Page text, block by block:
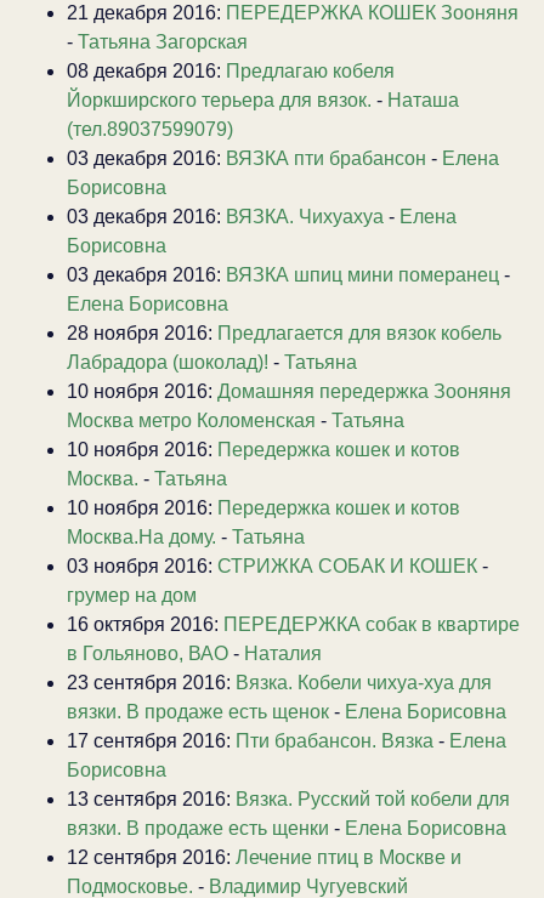
21 декабря 2016: ПЕРЕДЕРЖКА КОШЕК Зооняня
- Татьяна Загорская
08 декабря 2016: Предлагаю кобеля
Йоркширского терьера для вязок. - Наташа
(тел.89037599079)
03 декабря 2016: ВЯЗКА пти брабансон - Елена
Борисовна
03 декабря 2016: ВЯЗКА. Чихуахуа - Елена
Борисовна
03 декабря 2016: ВЯЗКА шпиц мини померанец -
Елена Борисовна
28 ноября 2016: Предлагается для вязок кобель
Лабрадора (шоколад)! - Татьяна
10 ноября 2016: Домашняя передержка Зооняня
Москва метро Коломенская - Татьяна
10 ноября 2016: Передержка кошек и котов
Москва. - Татьяна
10 ноября 2016: Передержка кошек и котов
Москва.На дому. - Татьяна
03 ноября 2016: СТРИЖКА СОБАК И КОШЕК -
грумер на дом
16 октября 2016: ПЕРЕДЕРЖКА собак в квартире
в Гольяново, ВАО - Наталия
23 сентября 2016: Вязка. Кобели чихуа-хуа для
вязки. В продаже есть щенок - Елена Борисовна
17 сентября 2016: Пти брабансон. Вязка - Елена
Борисовна
13 сентября 2016: Вязка. Русский той кобели для
вязки. В продаже есть щенки - Елена Борисовна
12 сентября 2016: Лечение птиц в Москве и
Подмосковье. - Владимир Чугуевский